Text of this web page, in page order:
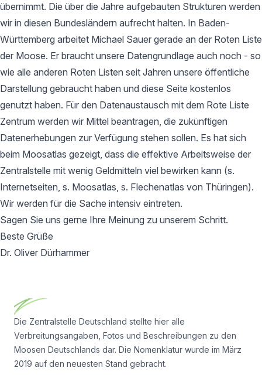
übernimmt. Die über die Jahre aufgebauten Strukturen werden
wir in diesen Bundesländern aufrecht halten. In Baden-
Württemberg arbeitet Michael Sauer gerade an der Roten Liste
der Moose. Er braucht unsere Datengrundlage auch noch - so
wie alle anderen Roten Listen seit Jahren unsere öffentliche
Darstellung gebraucht haben und diese Seite kostenlos
genutzt haben. Für den Datenaustausch mit dem Rote Liste
Zentrum werden wir Mittel beantragen, die zukünftigen
Datenerhebungen zur Verfügung stehen sollen. Es hat sich
beim Moosatlas gezeigt, dass die effektive Arbeitsweise der
Zentralstelle mit wenig Geldmitteln viel bewirken kann (s.
Internetseiten, s. Moosatlas, s. Flechenatlas von Thüringen).
Wir werden für die Sache intensiv eintreten.
Sagen Sie uns gerne Ihre Meinung zu unserem Schritt.
Beste Grüße
Dr. Oliver Dürhammer
Die Zentralstelle Deutschland stellte hier alle
Verbreitungsangaben, Fotos und Beschreibungen zu den
Moosen Deutschlands dar. Die Nomenklatur wurde im März
2019 auf den neuesten Stand gebracht.